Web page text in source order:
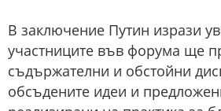
В заключение Путин изрази
участниците във форума ще
съдържателни и обстойни
обсъдените идеи и